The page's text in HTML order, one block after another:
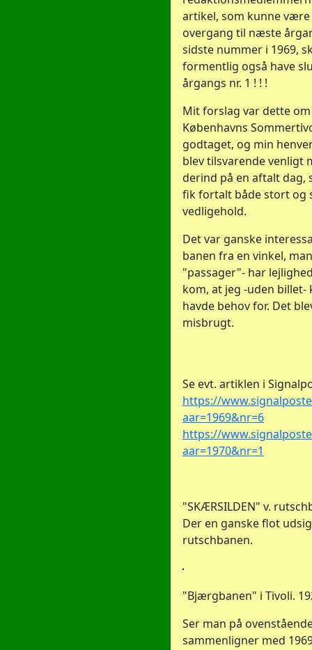
artikel, som kunne
overgang til næste
sidste nummer i 1969,
formentlig også have
årgangs nr. 1 ! ! !
Mit forslag var dette
Københavns
godtaget, og min
blev tilsvarende venligt
derind på en aftalt dag,
fik fortalt både stort og
vedligehold.
Det var ganske
banen fra en vinkel,
"passager"- har
kom, at jeg -uden
havde behov for. Det
misbrugt.
Se evt. artiklen i
https://
aar=1969&nr=6
https://
aar=1970&nr=1
"SKÆRSILDEN" v.
Der en ganske flot
rutschbanen.
"Bjærgbanen" i Tivoli.
Ser man på
sammenligner med